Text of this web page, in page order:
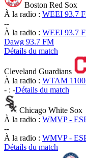
Boston Red Sox
À la radio : WEEI 93.7
--
À la radio : WEEI 93.7
Dawg 93.7 FM
Détails du match
Cleveland Guardians
À la radio : WTAM
- : -Détails du match
Chicago White Sox
À la radio : WMVP -
--
À la radio : WMVP -
Détails du match